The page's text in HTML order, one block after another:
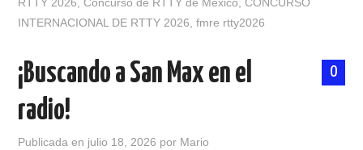
RTTY 2026,Concurso de RTTY de Mexico,CONCURSO
INTERNACIONAL DE RTTY 2026,fmre rtty2026
0
¡Buscando a San Max en el
radio!
Publicada en julio 18, 2026 por Mario